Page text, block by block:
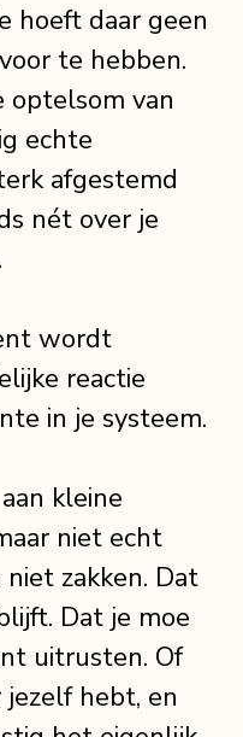
hoeft daar geen
te hebben.
optelsom van
echte
afgestemd
nét over je
wordt
reactie
in je systeem.
kleine
niet echt
zakken. Dat
Dat je moe
uitrusten. Of
hebt, en